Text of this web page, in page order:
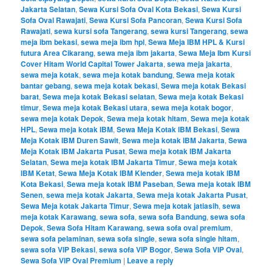
Jakarta Selatan,Sewa Kursi Sofa Oval Kota Bekasi,Sewa Kursi
Sofa Oval Rawajati,Sewa Kursi Sofa Pancoran,Sewa Kursi Sofa
Rawajati,sewa kursi sofa Tangerang,sewa kursi Tangerang,sewa
meja ibm bekasi,sewa meja ibm hpl,Sewa Meja IBM HPL & Kursi
futura Area Cikarang,sewa meja ibm jakarta,Sewa Meja Ibm Kursi
Cover Hitam World Capital Tower Jakarta,sewa meja jakarta,
sewa meja kotak,sewa meja kotak bandung,Sewa meja kotak
bantar gebang,sewa meja kotak bekasi,Sewa meja kotak Bekasi
barat,Sewa meja kotak Bekasi selatan,Sewa meja kotak Bekasi
timur,Sewa meja kotak Bekasi utara,sewa meja kotak bogor,
sewa meja kotak Depok,Sewa meja kotak hitam,Sewa meja kotak
HPL,Sewa meja kotak IBM,Sewa Meja Kotak IBM Bekasi,Sewa
Meja Kotak IBM Duren Sawit,Sewa meja kotak IBM Jakarta,Sewa
Meja Kotak IBM Jakarta Pusat,Sewa meja kotak IBM Jakarta
Selatan,Sewa meja kotak IBM Jakarta Timur,Sewa meja kotak
IBM Ketat,Sewa Meja Kotak IBM Klender,Sewa meja kotak IBM
Kota Bekasi,Sewa meja kotak IBM Paseban,Sewa meja kotak IBM
Senen,sewa meja kotak Jakarta,Sewa meja kotak Jakarta Pusat,
Sewa Meja kotak Jakarta Timur,Sewa meja kotak jatiasih,sewa
meja kotak Karawang,sewa sofa,sewa sofa Bandung,sewa sofa
Depok,Sewa Sofa Hitam Karawang,sewa sofa oval premium,
sewa sofa pelaminan,sewa sofa single,sewa sofa single hitam,
sewa sofa VIP Bekasi,sewa sofa VIP Bogor,Sewa Sofa VIP Oval,
Sewa Sofa VIP Oval Premium | Leave a reply